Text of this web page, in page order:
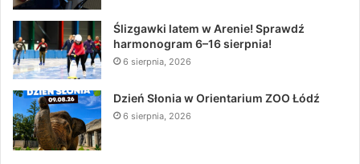
Ślizgawki latem w Arenie! Sprawdź
harmonogram 6–16 sierpnia!
6 sierpnia, 2026
Dzień Słonia w Orientarium ZOO Łódź
6 sierpnia, 2026